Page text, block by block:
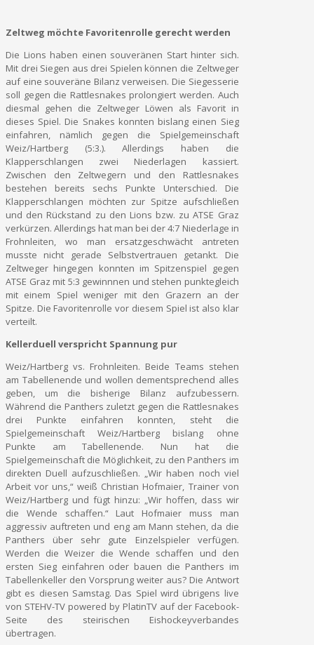
Zeltweg möchte Favoritenrolle gerecht werden
Die Lions haben einen souveränen Start hinter sich.
Mit drei Siegen aus drei Spielen können die Zeltweger
auf eine souveräne Bilanz verweisen. Die Siegesserie
soll gegen die Rattlesnakes prolongiert werden. Auch
diesmal gehen die Zeltweger Löwen als Favorit in
dieses Spiel. Die Snakes konnten bislang einen Sieg
einfahren, nämlich gegen die Spielgemeinschaft
Weiz/Hartberg (5:3.). Allerdings haben die
Klapperschlangen zwei Niederlagen kassiert.
Zwischen den Zeltwegern und den Rattlesnakes
bestehen bereits sechs Punkte Unterschied. Die
Klapperschlangen möchten zur Spitze aufschließen
und den Rückstand zu den Lions bzw. zu ATSE Graz
verkürzen. Allerdings hat man bei der 4:7 Niederlage in
Frohnleiten, wo man ersatzgeschwächt antreten
musste nicht gerade Selbstvertrauen getankt. Die
Zeltweger hingegen konnten im Spitzenspiel gegen
ATSE Graz mit 5:3 gewinnnen und stehen punktegleich
mit einem Spiel weniger mit den Grazern an der
Spitze. Die Favoritenrolle vor diesem Spiel ist also klar
verteilt.
Kellerduell verspricht Spannung pur
Weiz/Hartberg vs. Frohnleiten. Beide Teams stehen
am Tabellenende und wollen dementsprechend alles
geben, um die bisherige Bilanz aufzubessern.
Während die Panthers zuletzt gegen die Rattlesnakes
drei Punkte einfahren konnten, steht die
Spielgemeinschaft Weiz/Hartberg bislang ohne
Punkte am Tabellenende. Nun hat die
Spielgemeinschaft die Möglichkeit, zu den Panthers im
direkten Duell aufzuschließen. „Wir haben noch viel
Arbeit vor uns,“ weiß Christian Hofmaier, Trainer von
Weiz/Hartberg und fügt hinzu: „Wir hoffen, dass wir
die Wende schaffen.“ Laut Hofmaier muss man
aggressiv auftreten und eng am Mann stehen, da die
Panthers über sehr gute Einzelspieler verfügen.
Werden die Weizer die Wende schaffen und den
ersten Sieg einfahren oder bauen die Panthers im
Tabellenkeller den Vorsprung weiter aus? Die Antwort
gibt es diesen Samstag. Das Spiel wird übrigens live
von STEHV-TV powered by PlatinTV auf der Facebook-
Seite des steirischen Eishockeyverbandes
übertragen.